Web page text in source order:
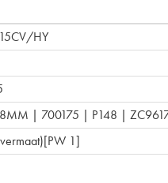
HY
| 700175 | P148 |
1]